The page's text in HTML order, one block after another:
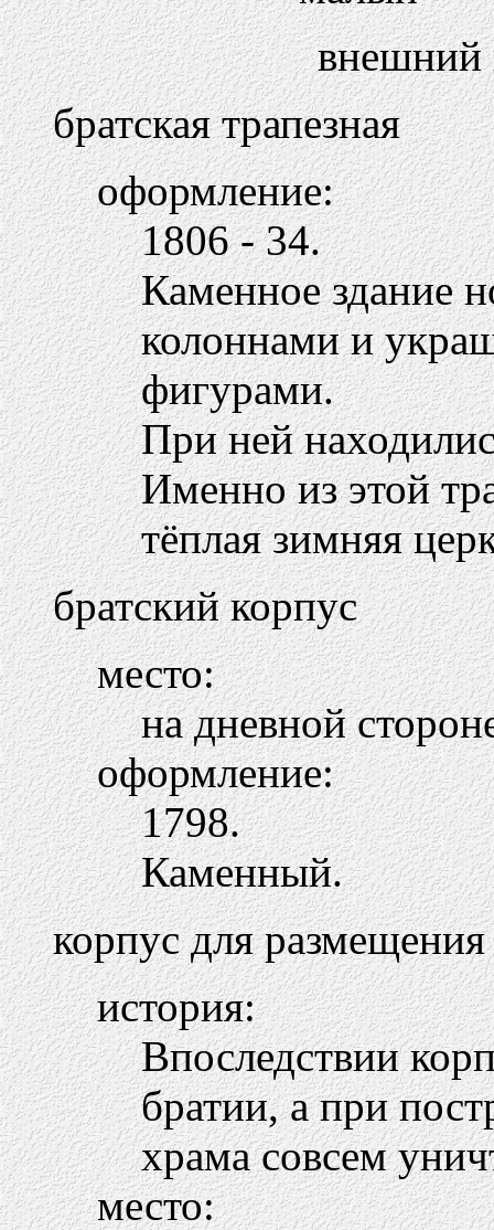
внешний
братская трапезная
оформление:
1806 - 34.
Каменное здание
колоннами и
фигурами.
При ней
Именно из этой
тёплая зимняя
братский корпус
место:
на дневной
оформление:
1798.
Каменный.
корпус для
история:
Впоследствии
братии, а при
храма совсем
место: